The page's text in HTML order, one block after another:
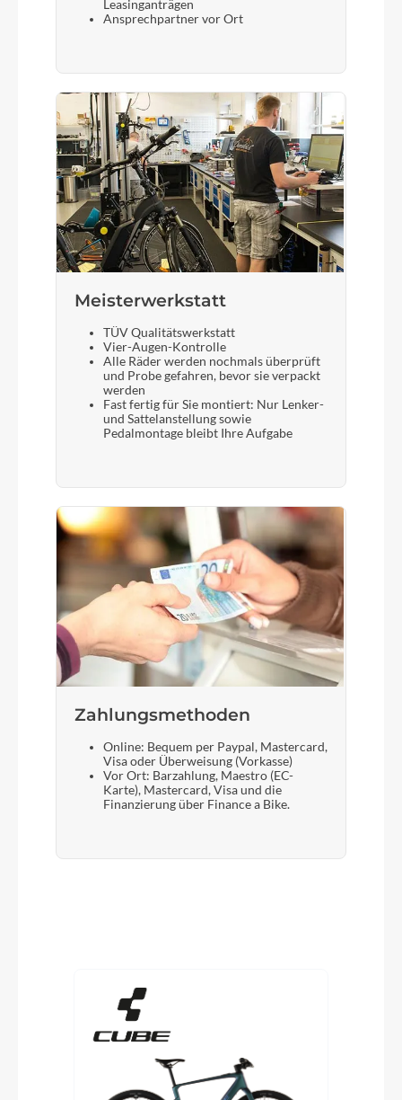
Leasinganträgen
Ansprechpartner vor Ort
Meisterwerkstatt
TÜV Qualitätswerkstatt
Vier-Augen-Kontrolle
Alle Räder werden nochmals überprüft
und Probe gefahren, bevor sie verpackt
werden
Fast fertig für Sie montiert: Nur Lenker-
und Sattelanstellung sowie
Pedalmontage bleibt Ihre Aufgabe
Zahlungsmethoden
Online: Bequem per Paypal, Mastercard,
Visa oder Überweisung (Vorkasse)
Vor Ort: Barzahlung, Maestro (EC-
Karte), Mastercard, Visa und die
Finanzierung über Finance a Bike.